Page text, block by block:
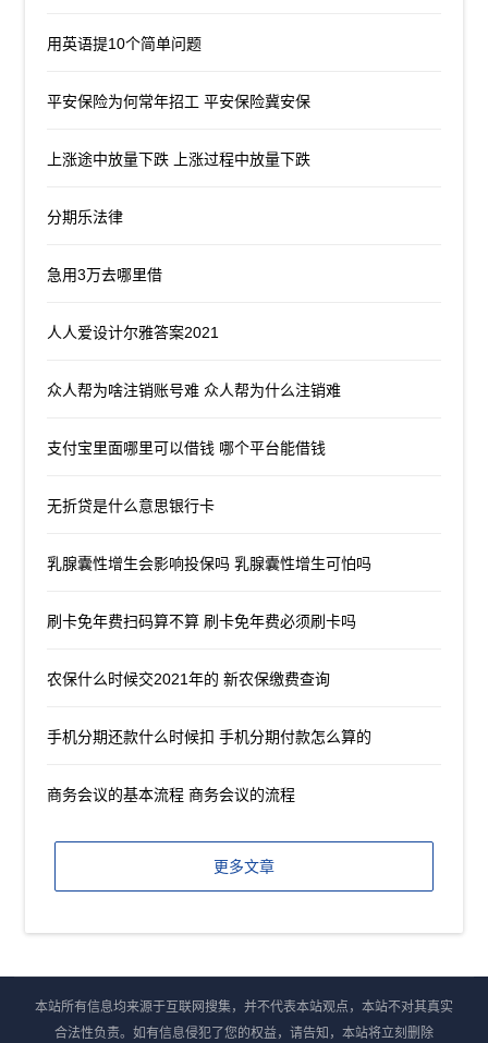
用英语提10个简单问题
平安保险为何常年招工 平安保险冀安保
上涨途中放量下跌 上涨过程中放量下跌
分期乐法律
急用3万去哪里借
人人爱设计尔雅答案2021
众人帮为啥注销账号难 众人帮为什么注销难
支付宝里面哪里可以借钱 哪个平台能借钱
无折贷是什么意思银行卡
乳腺囊性增生会影响投保吗 乳腺囊性增生可怕吗
刷卡免年费扫码算不算 刷卡免年费必须刷卡吗
农保什么时候交2021年的 新农保缴费查询
手机分期还款什么时候扣 手机分期付款怎么算的
商务会议的基本流程 商务会议的流程
更多文章
本站所有信息均来源于互联网搜集，并不代表本站观点，本站不对其真实
合法性负责。如有信息侵犯了您的权益，请告知，本站将立刻删除